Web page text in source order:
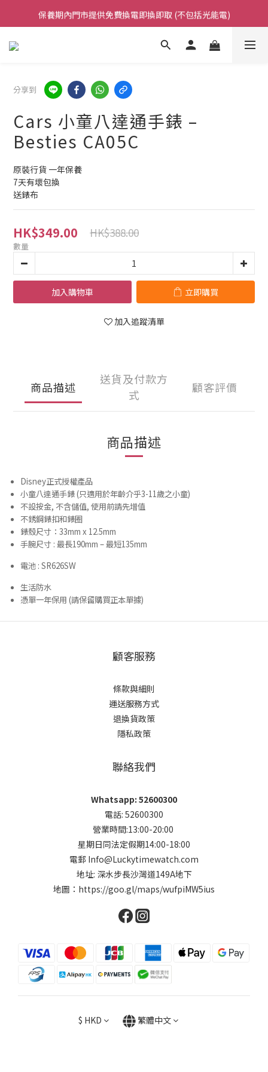
凡購買任何產品滿$500免運費（香港/澳門）
保養期內門市提供免費換電即換即取 (不包括光能電)
凡購買任何產品滿$500免運費（香港/澳門）
分享到
Cars 小童八達通手錶 –
Besties CA05C
原裝行貨 一年保養
7天有壞包換
送錶布
HK$349.00 HK$388.00
數量
加入購物車 立即購買
加入追蹤清單
商品描述
送貨及付款方
式
顧客評價
商品描述
Disney正式授權產品
小童八達通手錶 (只適用於年齡介乎3-11歲之小童)
不設按金, 不含儲值, 使用前請先增值
不銹鋼錶扣和錶圈
錶殼尺寸：33mm x 12.5mm
手腕尺寸 : 最長190mm – 最短135mm
電池 : SR626SW
生活防水
憑單一年保用 (請保留購買正本單據)
顧客服務
條款與細則
運送服務方式
退換貨政策
隱私政策
聯絡我們
Whatsapp: 52600300
電話: 52600300
營業時間:13:00-20:00
星期日同法定假期14:00-18:00
電郵 Info@Luckytimewatch.com
地址: 深水步長沙灣道149A地下
地圖： https://goo.gl/maps/wufpiMW5ius
$ HKD 繁體中文